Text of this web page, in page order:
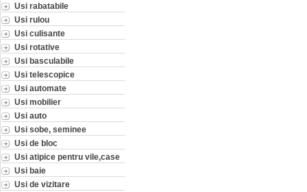
Usi rabatabile
Usi rulou
Usi culisante
Usi rotative
Usi basculabile
Usi telescopice
Usi automate
Usi mobilier
Usi auto
Usi sobe, seminee
Usi de bloc
Usi atipice pentru vile,case
Usi baie
Usi de vizitare